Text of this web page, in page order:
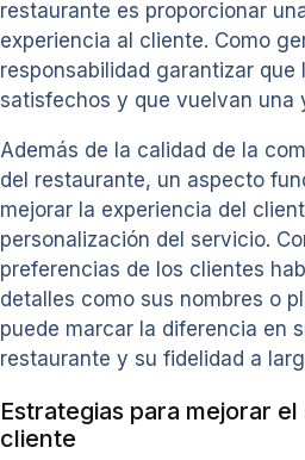
restaurante es proporcionar
experiencia al cliente. Como
responsabilidad garantizar que
satisfechos y que vuelvan una
Además de la calidad de la
del restaurante, un aspecto
mejorar la experiencia del
personalización del servicio.
preferencias de los clientes
detalles como sus nombres o
puede marcar la diferencia en
restaurante y su fidelidad a
Estrategias para mejorar
cliente